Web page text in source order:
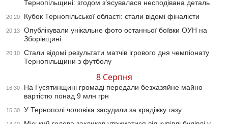
Тернопільщині: згодом з’ясувалася несподівана деталь
20:20 Кубок Тернопільської області: стали відомі фіналісти
20:13
Опублікували унікальне фото останньої боївки ОУН на
Зборівщині
20:10
Стали відомі результати матчів ігрового дня чемпіонату
Тернопільщини з футболу
8 Серпня
16:30
На Гусятинщині громаді передали безхазяйне майно
вартістю понад 9 млн грн
15:30 У Тернополі чоловіка засудили за крадіжку газу